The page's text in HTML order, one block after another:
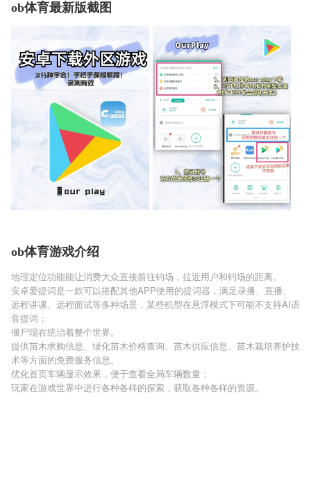
ob体育最新版截图
ob体育游戏介绍
地理定位功能能让消费大众直接前往钓场，拉近用户和钓场的距离。
安卓爱提词是一款可以搭配其他APP使用的提词器，满足录播、直播、
远程讲课、远程面试等多种场景，某些机型在悬浮模式下可能不支持AI语
音提词；
僵尸现在统治着整个世界。
提供苗木求购信息、绿化苗木价格查询、苗木供应信息、苗木栽培养护技
术等方面的免费服务信息。
优化首页车辆显示效果，便于查看全局车辆数量；
玩家在游戏世界中进行各种各样的探索，获取各种各样的资源。